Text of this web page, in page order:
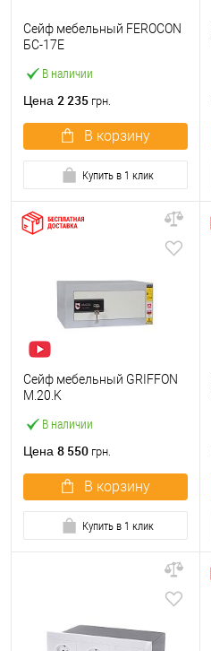
В наличии
Сейф мебельный FEROCON
БС-17Е
Цена 2 235 грн.
В корзину
Купить в 1 клик
В наличии
Сейф мебельный GRIFFON
M.20.K
Цена 8 550 грн.
В корзину
Купить в 1 клик